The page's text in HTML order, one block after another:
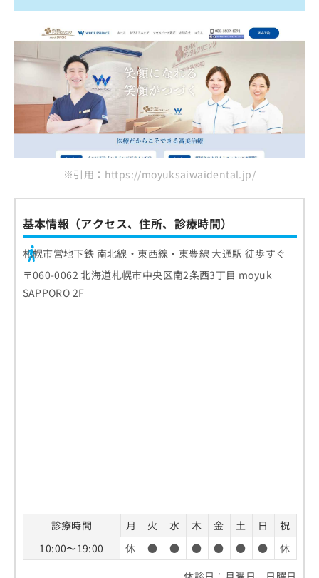
※引用：https://moyuksaiwaidental.jp/
基本情報（アクセス、住所、診療時間）
札幌市営地下鉄 南北線・東西線・東豊線 大通駅 徒歩すぐ
〒060-0062 北海道札幌市中央区南2条西3丁目 moyuk
SAPPORO 2F
診療時間 月 火 水 木 金 土 日
祝
10:00〜19:00
休 ● ● ● ● ● ●
休